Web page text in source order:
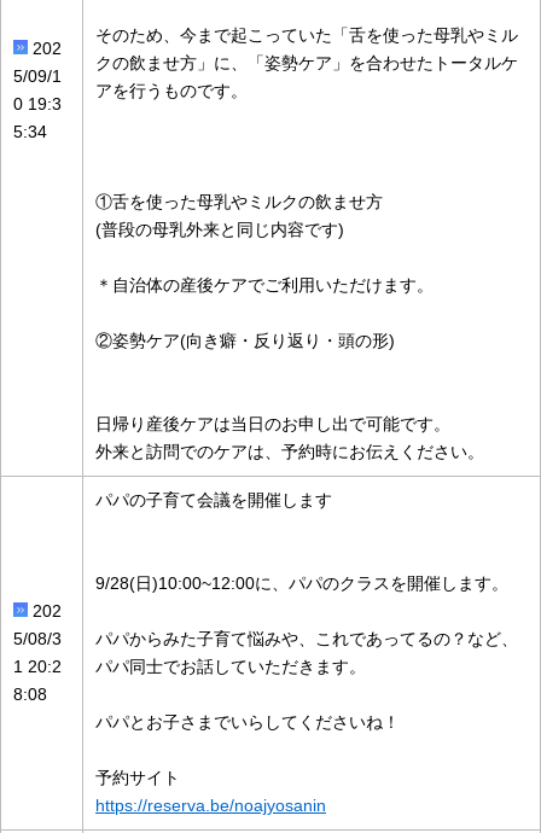
202
5/09/1
0 19:3
5:34
そのため、今まで起こっていた「舌を使った母乳やミル
クの飲ませ方」に、「姿勢ケア」を合わせたトータルケ
アを行うものです。
①舌を使った母乳やミルクの飲ませ方
(普段の母乳外来と同じ内容です)
＊自治体の産後ケアでご利用いただけます。
②姿勢ケア(向き癖・反り返り・頭の形)
日帰り産後ケアは当日のお申し出で可能です。
外来と訪問でのケアは、予約時にお伝えください。
202
5/08/3
1 20:2
8:08
パパの子育て会議を開催します
9/28(日)10:00~12:00に、パパのクラスを開催します。
パパからみた子育て悩みや、これであってるの？など、
パパ同士でお話していただきます。
パパとお子さまでいらしてくださいね！
予約サイト
https://reserva.be/noajyosanin